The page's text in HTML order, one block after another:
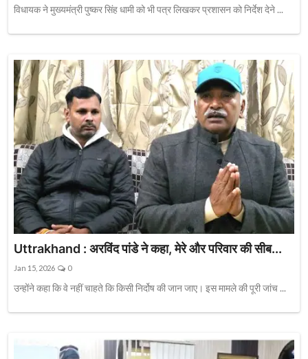
विधायक ने मुख्यमंत्री पुष्कर सिंह धामी को भी पत्र लिखकर प्रशासन को निर्देश देने ...
Uttrakhand : अरविंद पांडे ने कहा, मेरे और परिवार की सीब...
Jan 15, 2026 0
उन्होंने कहा कि वे नहीं चाहते कि किसी निर्दोष की जान जाए। इस मामले की पूरी जांच ...